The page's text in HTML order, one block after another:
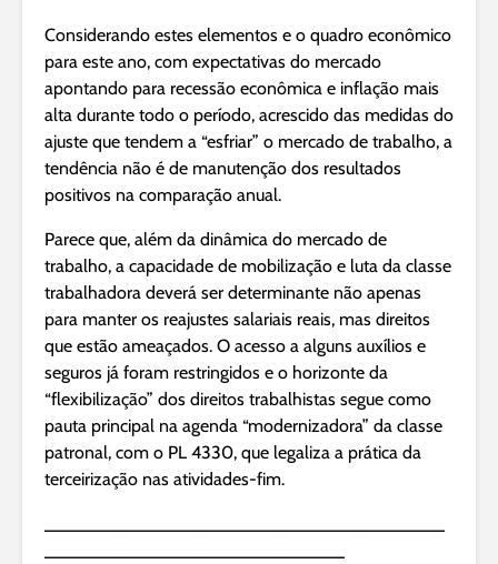
Considerando estes elementos e o quadro econômico
para este ano, com expectativas do mercado
apontando para recessão econômica e inflação mais
alta durante todo o período, acrescido das medidas do
ajuste que tendem a “esfriar” o mercado de trabalho, a
tendência não é de manutenção dos resultados
positivos na comparação anual.
Parece que, além da dinâmica do mercado de
trabalho, a capacidade de mobilização e luta da classe
trabalhadora deverá ser determinante não apenas
para manter os reajustes salariais reais, mas direitos
que estão ameaçados. O acesso a alguns auxílios e
seguros já foram restringidos e o horizonte da
“flexibilização” dos direitos trabalhistas segue como
pauta principal na agenda “modernizadora” da classe
patronal, com o PL 4330, que legaliza a prática da
terceirização nas atividades-fim.